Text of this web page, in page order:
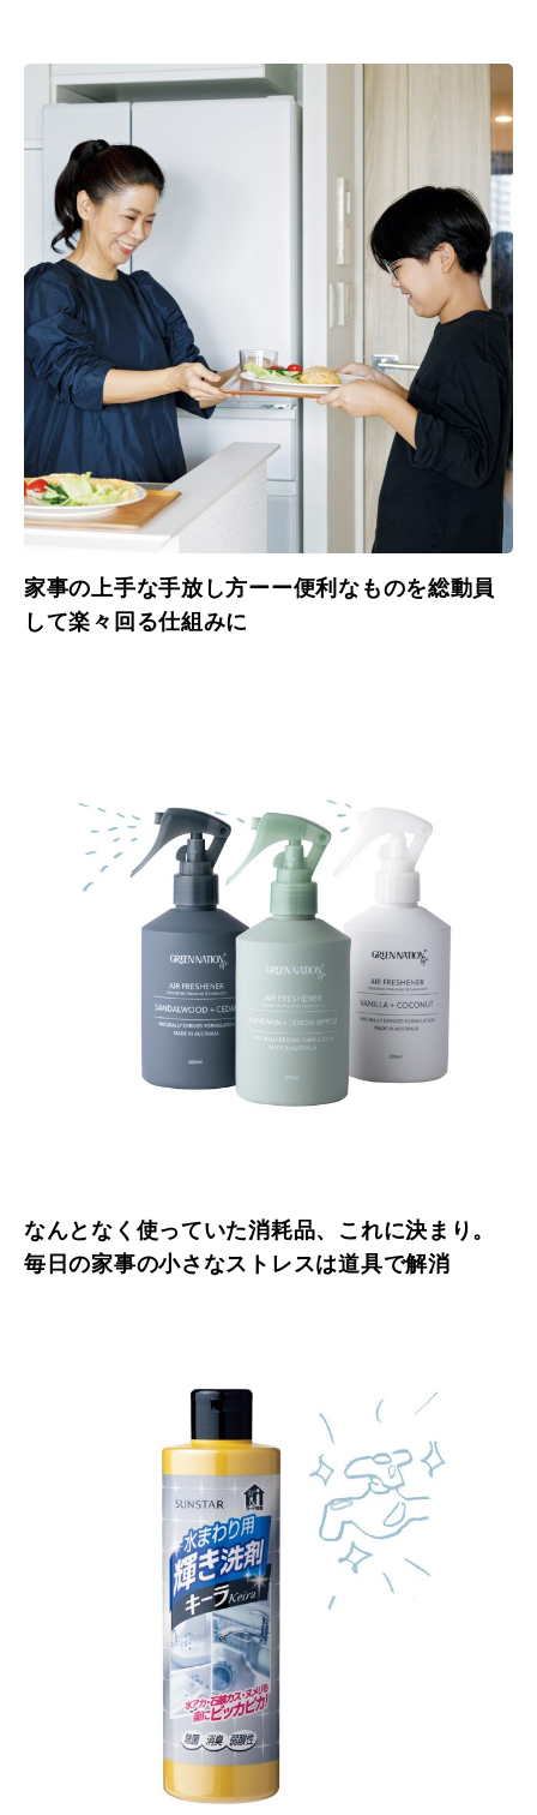
家事の上手な手放し方ーー便利なものを総動員
して楽々回る仕組みに
なんとなく使っていた消耗品、これに決まり。
毎日の家事の小さなストレスは道具で解消